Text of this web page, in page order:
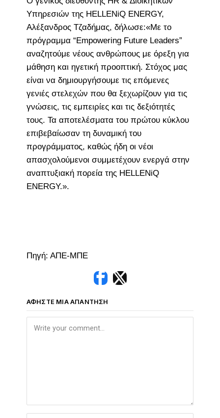
Υπηρεσιών της HELLENiQ ENERGY,
Αλέξανδρος Τζαδήμας, δήλωσε:«Με το
πρόγραμμα “Empowering Future Leaders”
αναζητούμε νέους ανθρώπους με όρεξη για
μάθηση και ηγετική προοπτική. Στόχος μας
είναι να δημιουργήσουμε τις επόμενες
γενιές στελεχών που θα ξεχωρίζουν για τις
γνώσεις, τις εμπειρίες και τις δεξιότητές
τους. Τα αποτελέσματα του πρώτου κύκλου
επιβεβαίωσαν τη δυναμική του
προγράμματος, καθώς ήδη οι νέοι
απασχολούμενοι συμμετέχουν ενεργά στην
αναπτυξιακή πορεία της HELLENiQ
ENERGY.».
Πηγή: ΑΠΕ-ΜΠΕ
ΑΦΉΣΤΕ ΜΙΑ ΑΠΆΝΤΗΣΗ